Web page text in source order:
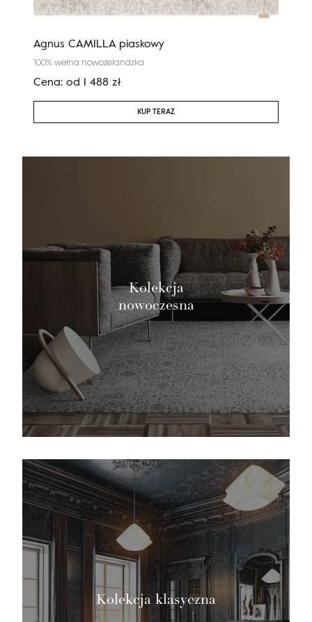
Agnus CAMILLA piaskowy
100% wełna nowozelandzka
Cena: od 1 488 zł
KUP TERAZ
Kolekcja
nowoczesna
Kolekcja klasyczna